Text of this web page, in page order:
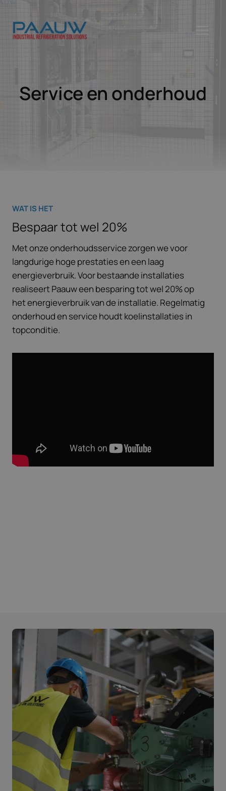
naar
inhoud
Service en onderhoud
WAT IS HET
Bespaar tot wel 20%
Met onze onderhoudsservice zorgen we voor
langdurige hoge prestaties en een laag
energieverbruik. Voor bestaande installaties
realiseert Paauw een besparing tot wel 20% op
het energieverbruik van de installatie. Regelmatig
onderhoud en service houdt koelinstallaties in
topconditie.